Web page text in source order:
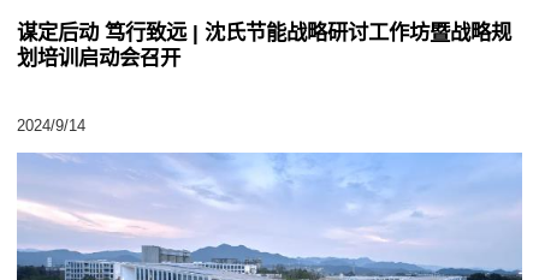
谋定后动 笃行致远 | 沈氏节能战略研讨工作坊暨战略规
划培训启动会召开
2024/9/14